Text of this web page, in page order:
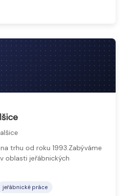
trhu od roku 1993.Zabýváme
oblasti jeřábnických
jeřábnické práce